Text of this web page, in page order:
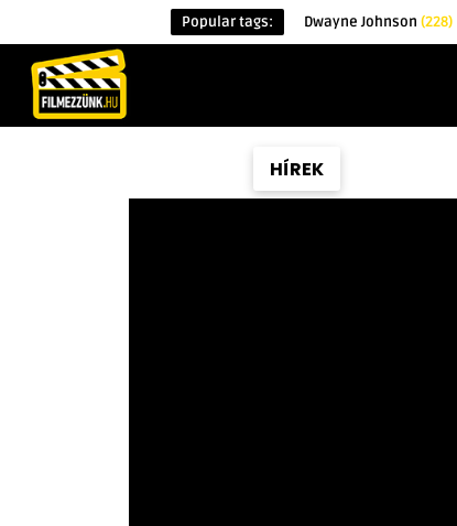
Popular tags: Dwayne Johnson (228)
HÍREK